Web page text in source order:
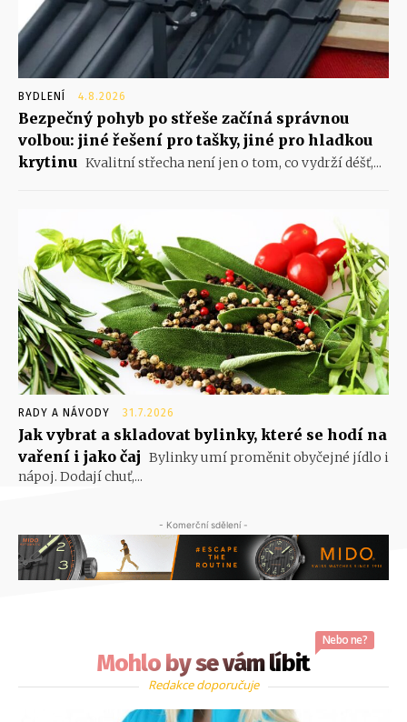
BYDLENÍ 4.8.2026
Bezpečný pohyb po střeše začíná správnou
volbou: jiné řešení pro tašky, jiné pro hladkou
krytinu Kvalitní střecha není jen o tom, co vydrží déšť,...
RADY A NÁVODY 31.7.2026
Jak vybrat a skladovat bylinky, které se hodí na
vaření i jako čaj Bylinky umí proměnit obyčejné jídlo i
nápoj. Dodají chuť,...
- Komerční sdělení -
Mohlo by se vám líbit
Nebo ne?
Redakce doporučuje